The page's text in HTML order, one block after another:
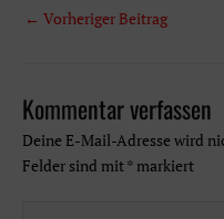
Beitragsnavigation
← Vorheriger Beitrag
Kommentar verfassen
Deine E-Mail-Adresse wird
Felder sind mit* markiert